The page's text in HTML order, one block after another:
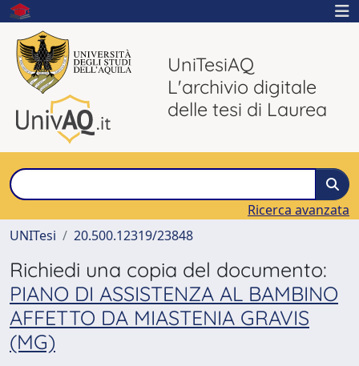
UniTesiAQ
L'archivio digitale
delle tesi di Laurea
Ricerca avanzata
UNITesi
20.500.12319/23848
Richiedi una copia del documento:
PIANO DI ASSISTENZA AL BAMBINO
AFFETTO DA MIASTENIA GRAVIS
(MG)